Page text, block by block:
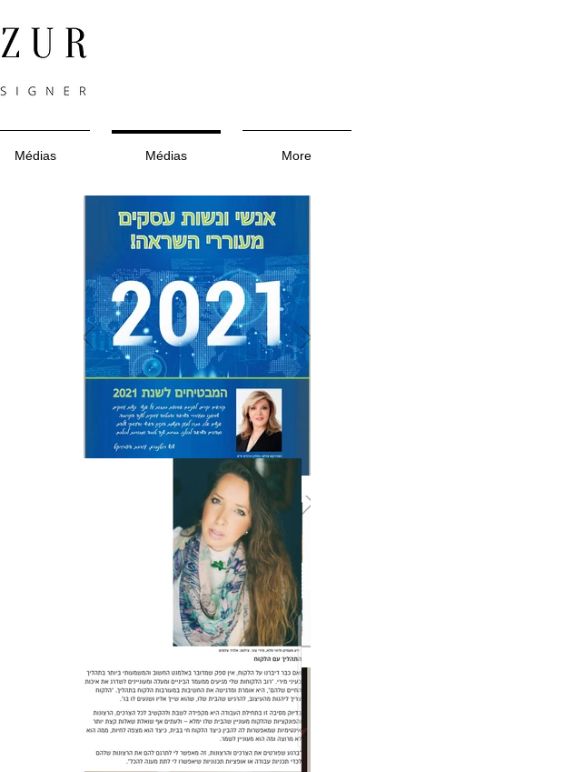
Médias Médias More